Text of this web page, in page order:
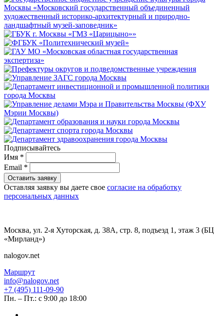
Подписывайтесь
Имя *
Email *
Оставить заявку
Оставляя заявку вы даете свое согласие на обработку
персональных данных
Москва, ул. 2-я Хуторская, д. 38А, стр. 8, подъезд 1, этаж 3 (БЦ
«Мирланд»)
nalogov.net
Маршрут
info@nalogov.net
+7 (495) 111-09-90
Пн. – Пт.: с 9:00 до 18:00